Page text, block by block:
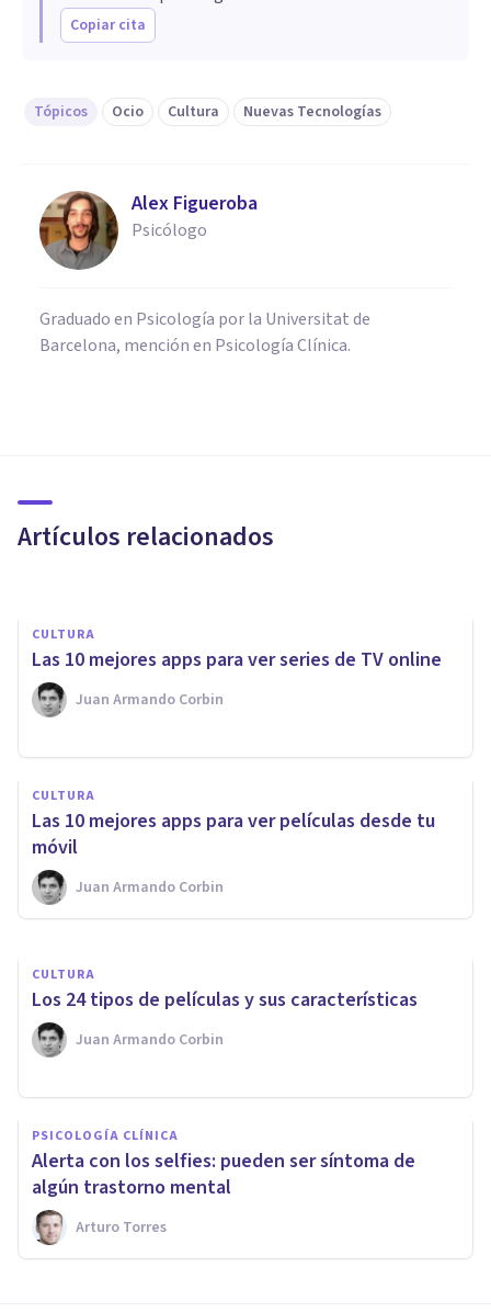
Copiar cita
Tópicos Ocio Cultura Nuevas Tecnologías
Alex Figueroba
Psicólogo
Graduado en Psicología por la Universitat de
Barcelona, mención en Psicología Clínica.
Artículos relacionados
para ver películas gratis
CULTURA
Las 10 mejores apps para ver series de TV online
Juan Armando Corbin
CULTURA
Las 10 mejores apps para ver películas desde tu
móvil
Juan Armando Corbin
Hiperconexión: 3
consecuencias psicológicas del
uso excesivo de Internet
Jonathan García-Allen
CULTURA
Los 24 tipos de películas y sus características
Juan Armando Corbin
PSICOLOGÍA CLÍNICA
Alerta con los selfies: pueden ser síntoma de
algún trastorno mental
Arturo Torres